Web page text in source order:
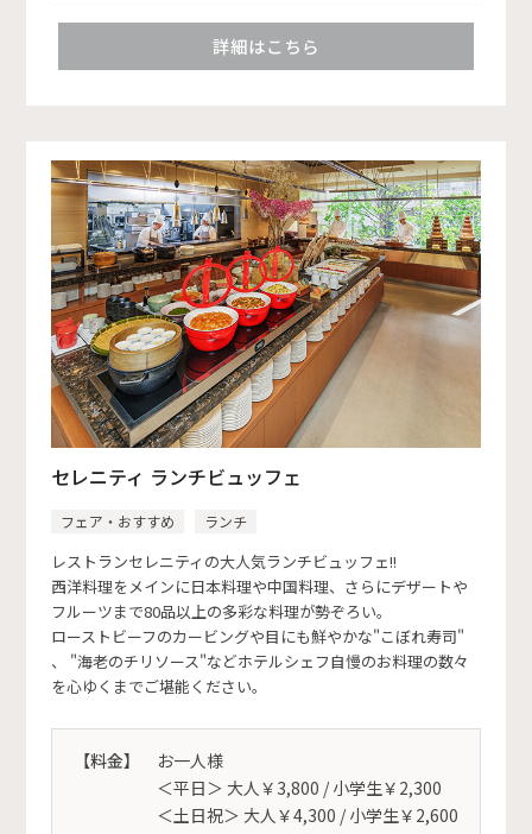
詳細はこちら
セレニティ ランチビュッフェ
フェア・おすすめ ランチ
レストランセレニティの大人気ランチビュッフェ!!
西洋料理をメインに日本料理や中国料理、さらにデザートや
フルーツまで80品以上の多彩な料理が勢ぞろい。
ローストビーフのカービングや目にも鮮やかな"こぼれ寿司"
、 "海老のチリソース"などホテルシェフ自慢のお料理の数々
を心ゆくまでご堪能ください。
【料金】
お一人様
＜平日＞ 大人￥3,800 / 小学生￥2,300
＜土日祝＞ 大人￥4,300 / 小学生￥2,600